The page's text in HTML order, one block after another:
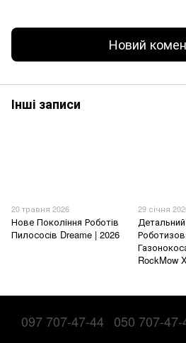
Новий
Інші записи
20 травня 2026
Нове Покоління Роботів
Пилососів Dreame | 2026
29 січня
RockMow
097 707-47-44 050 707-47-